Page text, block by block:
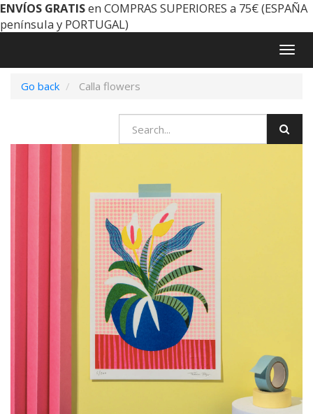
ENVÍOS GRATISen COMPRAS SUPERIORES a 75€ (ESPAÑA
península y PORTUGAL)
Go back
Calla flowers